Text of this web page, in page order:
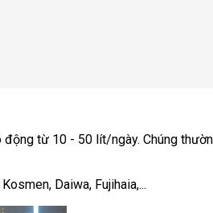
từ 10 - 50 lít/ngày. Chúng
Daiwa, Fujihaia,...